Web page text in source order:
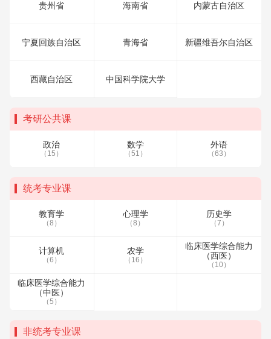
贵州省 海南省 内蒙古自治区
宁夏回族自治区 青海省 新疆维吾尔自治区
西藏自治区 中国科学院大学
考研公共课
政治
（15）
数学
（51）
外语
（63）
统考专业课
教育学
（8）
心理学
（8）
历史学
（7）
计算机
（6）
农学
（16）
临床医学综合能力
（西医）
（10）
临床医学综合能力
（中医）
（5）
非统考专业课